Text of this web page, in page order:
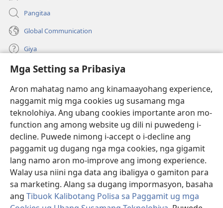
Mga Setting sa Pribasiya
Aron mahatag namo ang kinamaayohang experience,
naggamit mig mga cookies ug susamang mga
teknolohiya. Ang ubang cookies importante aron mo-
function ang among website ug dili ni puwedeng i-
decline. Puwede nimong i-accept o i-decline ang
paggamit ug dugang nga mga cookies, nga gigamit
lang namo aron mo-improve ang imong experience.
Walay usa niini nga data ang ibaligya o gamiton para
sa marketing. Alang sa dugang impormasyon, basaha
ang Tibuok Kalibotang Polisa sa Paggamit ug mga
Pangitaa
Global Communication
Giya
Donasyon
(mo-
open
bag-
ong
window)
Watchtower ONLINE NGA LIBRARYA
(mo-
open
ug
bag-
window)
JW Hub
(mo-
open
ug
bag-
ong
window)
JW Library
Watchtower Library